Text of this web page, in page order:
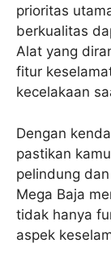
prioritas
berkualitas
Alat yang
fitur
kecelakaan
Dengan
pastikan
pelindung
Mega Baja
tidak hanya
aspek